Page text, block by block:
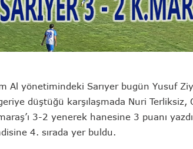
Al yönetimindeki Sarıyer bugün Yusuf
düştüğü karşılaşmada Nuri Terliksiz,
3-2 yenerek hanesine 3 puanı
4. sırada yer buldu.